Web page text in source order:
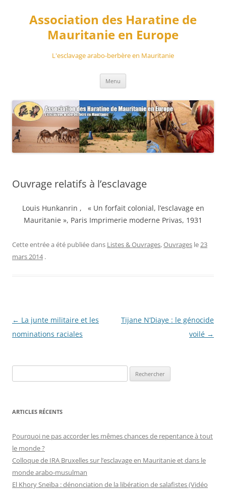
contenuAssociation des Haratine de
Mauritanie en Europe
L'esclavage arabo-berbère en Mauritanie
Menu
Ouvrage relatifs à l’esclavage
Louis Hunkanrin , « Un forfait colonial, l’esclavage en
Mauritanie », Paris Imprimerie moderne Privas, 1931
Cette entrée a été publiée dans Listes & Ouvrages,Ouvrages le23
mars 2014 .
Navigation
des
← La junte militaire et les
nominations raciales
Tijane N’Diaye : le génocide
voilé →
e
h
r
c
h
r
ARTICLES RÉCENTS
Pourquoi ne pas accorder les mêmes chances de repentance à tout
le monde ?
Colloque de IRA Bruxelles sur l’esclavage en Mauritanie et dans le
monde arabo-musulman
El Khory Sneïba : dénonciation de la libération de salafistes (Vidéo